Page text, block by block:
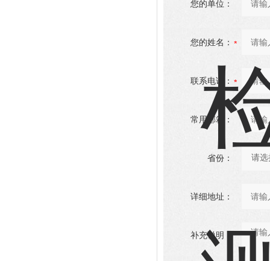
您的单位：
您的姓名：
联系电话：
常用邮箱：
省份：
详细地址：
补充说明：